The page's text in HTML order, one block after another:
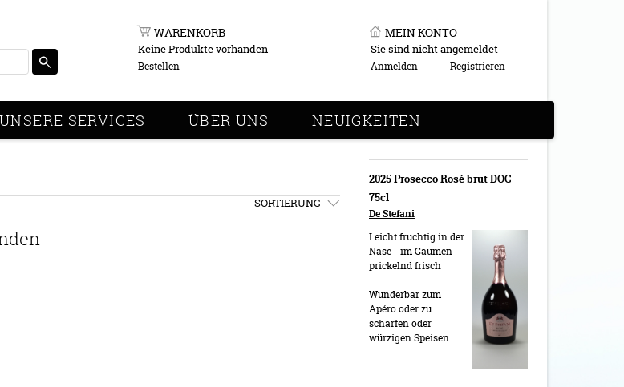
WARENKORB
Keine Produkte vorhanden
Bestellen
MEIN KONTO
Sie sind nicht angemeldet
Anmelden Registrieren
UNSERE SERVICES ÜBER UNS NEUIGKEITEN
SORTIERUNG
2025 Prosecco Rosé brut DOC
75cl
De Stefani
Leicht fruchtig in der
Nase - im Gaumen
prickelnd frisch
Wunderbar zum
Apéro oder zu
scharfen oder
würzigen Speisen.